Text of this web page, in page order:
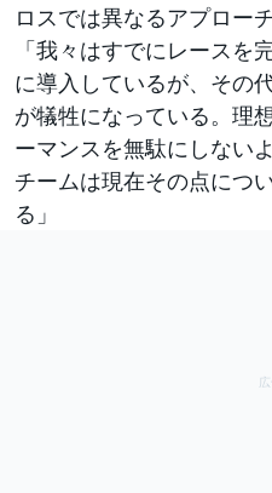
ロスでは異なるアプロー
「我々はすでにレースを
に導入しているが、その
が犠牲になっている。理
ーマンスを無駄にしない
チームは現在その点につ
る」